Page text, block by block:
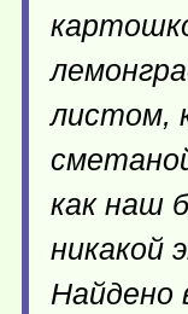
листом,
как наш
никакой
Найдено